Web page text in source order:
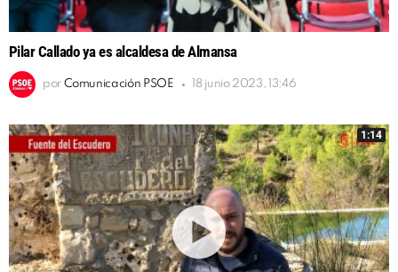
Pilar Callado ya es alcaldesa de Almansa
por Comunicación PSOE 18 junio 2023, 13:46
1:14